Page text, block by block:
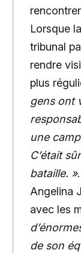
Lorsque
tribunal
rendre
plus
gens ont
une
C’était
bataille. »
Angelina
avec les
de son